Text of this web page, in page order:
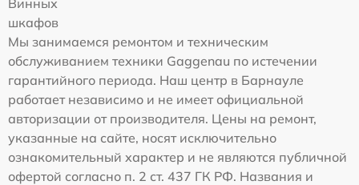
Винных
шкафов
Мы занимаемся ремонтом и техническим
обслуживанием техники Gaggenau по истечении
гарантийного периода. Наш центр в Барнауле
работает независимо и не имеет официальной
авторизации от производителя. Цены на ремонт,
указанные на сайте, носят исключительно
ознакомительный характер и не являются публичной
офертой согласно п. 2 ст. 437 ГК РФ. Названия и